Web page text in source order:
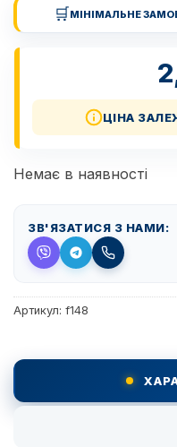
🛒МІНІМАЛЬНЕ
ЦІНА
Немає в наявності
ЗВ'ЯЗАТИСЯ З НАМИ:
Артикул: f148